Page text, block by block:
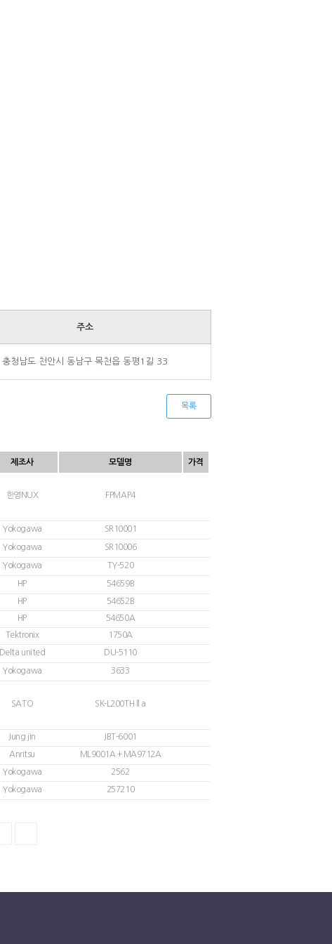
주소
충청남도 천안시 동남구 목천읍 동평1길 33
목록
제조사 모델명 가격
한영NUX FPMAP4
Yokogawa SR10001
Yokogawa SR10006
Yokogawa TY-520
HP 54659B
HP
54652B
HP
54650A
Tektronix 1750A
Delta united DU-5110
Yokogawa 3633
SATO SK-L200TH ll a
Jung jin JBT-6001
Anritsu ML9001A + MA9712A
Yokogawa 2562
Yokogawa 257210